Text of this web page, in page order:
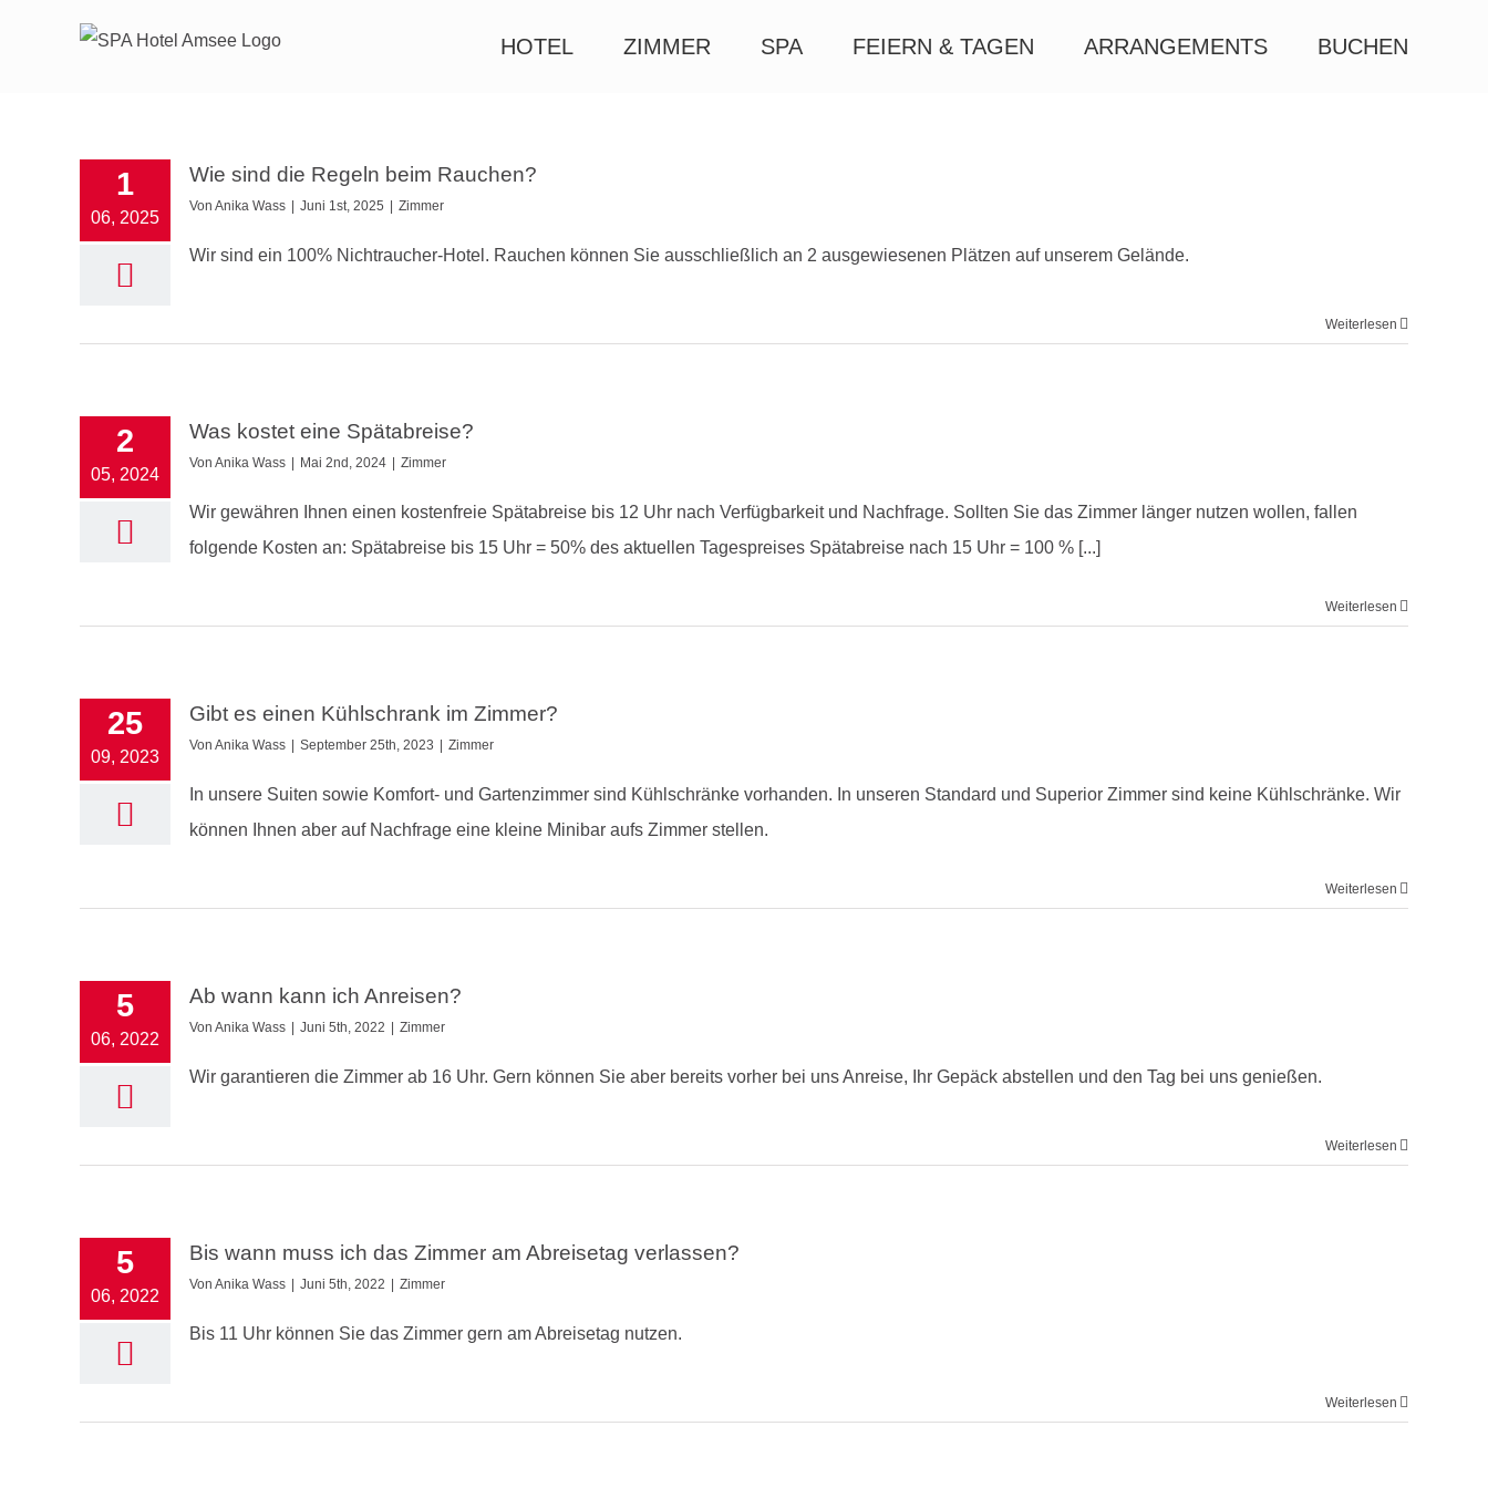
HOTEL ZIMMER SPA FEIERN & TAGEN ARRANGEMENTS BUCHEN
1
06, 2025
Wie sind die Regeln beim Rauchen?
Von Anika Wass Juni 1st, 2025 Zimmer
Wir sind ein 100% Nichtraucher-Hotel. Rauchen können Sie ausschließlich an 2 ausgewiesenen Plätzen auf unserem Gelände.
Weiterlesen
2
05, 2024
Was kostet eine Spätabreise?
Von Anika Wass Mai 2nd, 2024 Zimmer
Wir gewähren Ihnen einen kostenfreie Spätabreise bis 12 Uhr nach Verfügbarkeit und Nachfrage. Sollten Sie das Zimmer länger nutzen wollen, fallen
folgende Kosten an: Spätabreise bis 15 Uhr = 50% des aktuellen Tagespreises Spätabreise nach 15 Uhr = 100 % [...]
Weiterlesen
25
09, 2023
Gibt es einen Kühlschrank im Zimmer?
Von Anika Wass September 25th, 2023 Zimmer
In unsere Suiten sowie Komfort- und Gartenzimmer sind Kühlschränke vorhanden. In unseren Standard und Superior Zimmer sind keine Kühlschränke. Wir
können Ihnen aber auf Nachfrage eine kleine Minibar aufs Zimmer stellen.
Weiterlesen
5
06, 2022
Ab wann kann ich Anreisen?
Von Anika Wass Juni 5th, 2022 Zimmer
Wir garantieren die Zimmer ab 16 Uhr. Gern können Sie aber bereits vorher bei uns Anreise, Ihr Gepäck abstellen und den Tag bei uns genießen.
Weiterlesen
5
06, 2022
Bis wann muss ich das Zimmer am Abreisetag verlassen?
Von Anika Wass Juni 5th, 2022 Zimmer
Bis 11 Uhr können Sie das Zimmer gern am Abreisetag nutzen.
Weiterlesen